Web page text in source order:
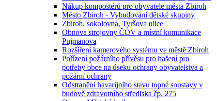
Nákup kompostérů pro obyvatele města Zbiroh
Město Zbiroh - Vybudování dětské skupiny
Zbiroh, sokolovna, Tyršova ulice
Obnova strojovny ČOV a místní komunikace
Pujmanova
Rozšíření kamerového systému ve městě Zbiroh
Pořízení požárního přívěsu pro hašení pro
potřeby obce na úseku ochrany obyvatelstva a
požární ochrany
Odstranění havarijního stavu topné soustavy v
budově zdravotního střediska čp. 275